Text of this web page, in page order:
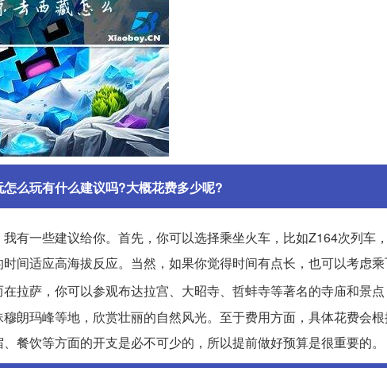
怎么玩有什么建议吗?大概花费多少呢?
有一些建议给你。首先，你可以选择乘坐火车，比如Z164次列车
间适应高海拔反应。当然，如果你觉得时间有点长，也可以考虑
拉萨，你可以参观布达拉宫、大昭寺、哲蚌寺等著名的寺庙和景
朗玛峰等地，欣赏壮丽的自然风光。至于费用方面，具体花费会
餐饮等方面的开支是必不可少的，所以提前做好预算是很重要的。